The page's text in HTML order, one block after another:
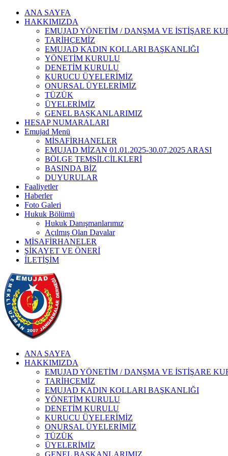
ANA SAYFA
HAKKIMIZDA
EMUJAD YÖNETİM / DANŞMA VE İSTİŞARE
TARİHÇEMİZ
EMUJAD KADIN KOLLARI BAŞKANLIĞI
YÖNETİM KURULU
DENETİM KURULU
KURUCU ÜYELERİMİZ
ONURSAL ÜYELERİMİZ
TÜZÜK
ÜYELERİMİZ
GENEL BAŞKANLARIMIZ
HESAP NUMARALARI
Emujad Menü
MİSAFİRHANELER
EMUJAD MİZAN 01.01.2025-30.07.2025 ARASI
BÖLGE TEMSİLCİLKLERİ
BASINDA BİZ
DUYURULAR
Faaliyetler
Haberler
Foto Galeri
Hukuk Bölümü
Hukuk Danışmanlarımız
Açılmış Olan Davalar
MİSAFİRHANELER
ŞİKAYET VE ÖNERİ
İLETİŞİM
ANA SAYFA
HAKKIMIZDA
EMUJAD YÖNETİM / DANŞMA VE İSTİŞARE
TARİHÇEMİZ
EMUJAD KADIN KOLLARI BAŞKANLIĞI
YÖNETİM KURULU
DENETİM KURULU
KURUCU ÜYELERİMİZ
ONURSAL ÜYELERİMİZ
TÜZÜK
ÜYELERİMİZ
GENEL BAŞKANLARIMIZ